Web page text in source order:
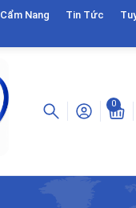
Cẩm Nang Tin Tức
0